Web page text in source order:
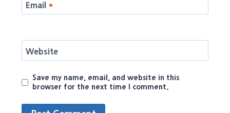
Email *
Website
Save my name, email, and website in this
browser for the next time I comment.